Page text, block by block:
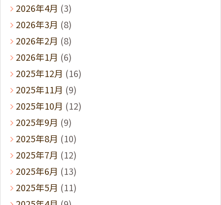
2026年4月 (3)
2026年3月 (8)
2026年2月 (8)
2026年1月 (6)
2025年12月 (16)
2025年11月 (9)
2025年10月 (12)
2025年9月 (9)
2025年8月 (10)
2025年7月 (12)
2025年6月 (13)
2025年5月 (11)